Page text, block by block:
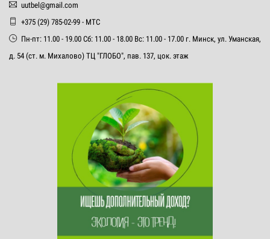
uutbel@gmail.com
+375 (29) 785-02-99 - МТС
Пн-пт: 11.00 - 19.00 Сб: 11.00 - 18.00 Вс: 11.00 - 17.00 г. Минск, ул. Уманская,
д. 54 (ст. м. Михалово) ТЦ "ГЛОБО", пав. 137, цок. этаж